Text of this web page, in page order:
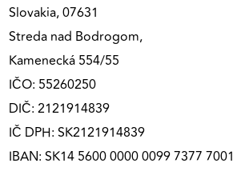
Slovakia, 07631
Streda nad Bodrogom,
Kamenecká 554/55
IČO: 55260250
DIČ: 2121914839
IČ DPH: SK2121914839
IBAN: SK14 5600 0000 0099 7377 7001